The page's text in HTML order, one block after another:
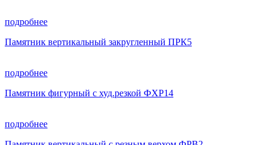
подробнее
Памятник вертикальный закругленный ПРК5
подробнее
Памятник фигурный с худ.резкой ФХР14
подробнее